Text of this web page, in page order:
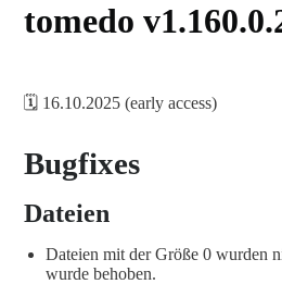
tomedo
🗓️ 16.10.2025 (early access)
Bugfixes
Dateien
Dateien mit der Größe 0 wurden
wurde behoben.